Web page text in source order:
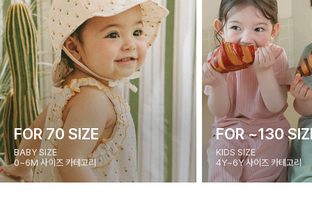
FOR 70 SIZE
BABY SIZE
0~6M 사이즈 카테고리
FOR ~130
KIDS SIZE
4Y~6Y 사이즈 카테고리